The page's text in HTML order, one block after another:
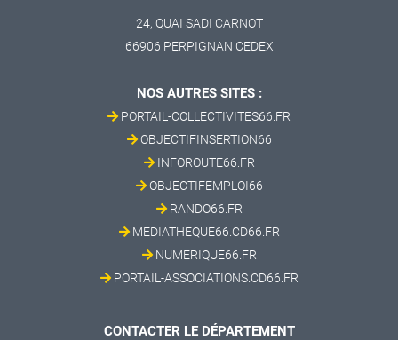
24, QUAI SADI CARNOT
66906 PERPIGNAN CEDEX
NOS AUTRES SITES :
PORTAIL-COLLECTIVITES66.FR
OBJECTIFINSERTION66
INFOROUTE66.FR
OBJECTIFEMPLOI66
RANDO66.FR
MEDIATHEQUE66.CD66.FR
NUMERIQUE66.FR
PORTAIL-ASSOCIATIONS.CD66.FR
CONTACTER LE DÉPARTEMENT